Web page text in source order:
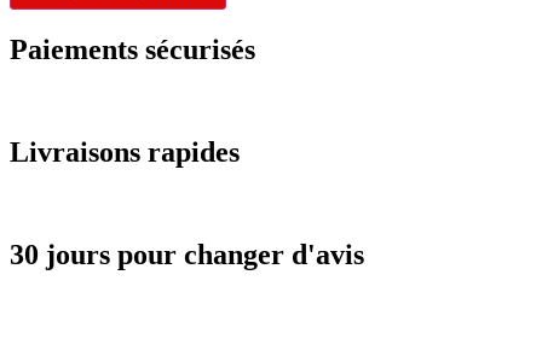
Paiements sécurisés
Livraisons rapides
30 jours pour changer d'avis